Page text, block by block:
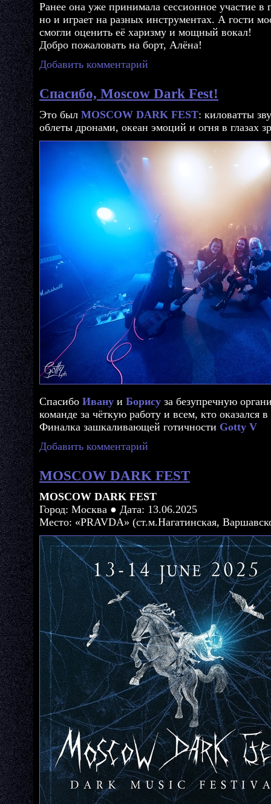
Ранее она уже принимала сессионное участие в
но и играет на разных инструментах. А гости
смогли оценить её харизму и мощный вокал!
Добро пожаловать на борт, Алёна!
Добавить комментарий
Спасибо, Moscow Dark Fest!
Это был MOSCOW DARK FEST: киловатты
облеты дронами, океан эмоций и огня в глазах
Спасибо Ивану и Борису за безупречную
команде за чёткую работу и всем, кто оказался
Финалка зашкаливающей готичности Gotty V
Добавить комментарий
MOSCOW DARK FEST
MOSCOW DARK FEST
Город: Москва ● Дата: 13.06.2025
Место: «PRAVDA» (ст.м.Нагатинская,